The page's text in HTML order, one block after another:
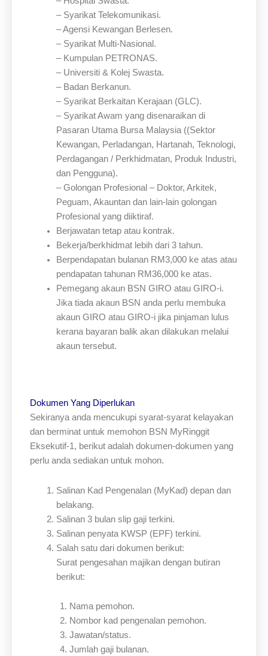
– Syarikat Telekomunikasi.
– Agensi Kewangan Berlesen.
– Syarikat Multi-Nasional.
– Kumpulan PETRONAS.
– Universiti & Kolej Swasta.
– Badan Berkanun.
– Syarikat Berkaitan Kerajaan (GLC).
– Syarikat Awam yang disenaraikan di
Pasaran Utama Bursa Malaysia ((Sektor
Kewangan, Perladangan, Hartanah, Teknologi,
Perdagangan / Perkhidmatan, Produk Industri,
dan Pengguna).
– Golongan Profesional – Doktor, Arkitek,
Peguam, Akauntan dan lain-lain golongan
Profesional yang diiktiraf.
Berjawatan tetap atau kontrak.
Bekerja/berkhidmat lebih dari 3 tahun.
Berpendapatan bulanan RM3,000 ke atas atau
pendapatan tahunan RM36,000 ke atas.
Pemegang akaun BSN GIRO atau GIRO-i.
Jika tiada akaun BSN anda perlu membuka
akaun GIRO atau GIRO-i jika pinjaman lulus
kerana bayaran balik akan dilakukan melalui
akaun tersebut.
Dokumen Yang Diperlukan
Sekiranya anda mencukupi syarat-syarat kelayakan
dan berminat untuk memohon BSN MyRinggit
Eksekutif-1, berikut adalah dokumen-dokumen yang
perlu anda sediakan untuk mohon.
Salinan Kad Pengenalan (MyKad) depan dan
belakang.
Salinan 3 bulan slip gaji terkini.
Salinan penyata KWSP (EPF) terkini.
Salah satu dari dokumen berikut:
Surat pengesahan majikan dengan butiran
berikut:
Nama pemohon.
Nombor kad pengenalan pemohon.
Jawatan/status.
Jumlah gaji bulanan.